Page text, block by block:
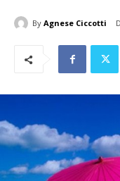
By Agnese Ciccotti